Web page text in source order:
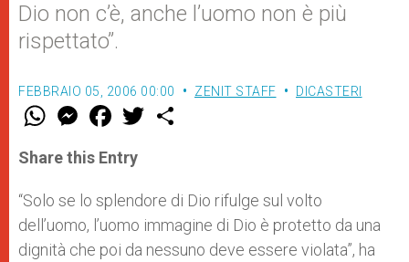
Dio non c’è, anche l’uomo non è più
rispettato”.
FEBBRAIO 05, 2006 00:00 ZENIT STAFF DICASTERI
W
t
s
p
p
M
e
s
e
g
e
r
F
a
e
b
o
k
w
r
Share this Entry
“Solo se lo splendore di Dio rifulge sul volto
dell’uomo, l’uomo immagine di Dio è protetto da una
dignità che poi da nessuno deve essere violata”, ha